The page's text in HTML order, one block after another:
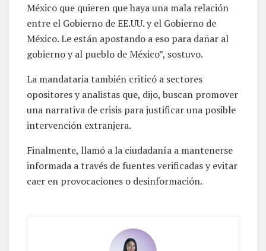
México que quieren que haya una mala relación
entre el Gobierno de EE.UU. y el Gobierno de
México. Le están apostando a eso para dañar al
gobierno y al pueblo de México”, sostuvo.
La mandataria también criticó a sectores
opositores y analistas que, dijo, buscan promover
una narrativa de crisis para justificar una posible
intervención extranjera.
Finalmente, llamó a la ciudadanía a mantenerse
informada a través de fuentes verificadas y evitar
caer en provocaciones o desinformación.